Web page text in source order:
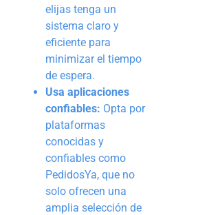
elijas tenga un
sistema claro y
eficiente para
minimizar el tiempo
de espera.
Usa aplicaciones
confiables: Opta por
plataformas
conocidas y
confiables como
PedidosYa, que no
solo ofrecen una
amplia selección de